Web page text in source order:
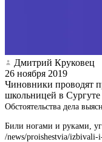
Дмитрий Круковец
26 ноября 2019
Чиновники проводят
школьницей в Сургуте
Обстоятельства дела
Били ногами и руками,
/news/proishestvia/